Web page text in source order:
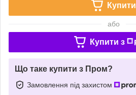
Купити
або
Купити з
Що таке купити з Пром?
Замовлення під захистом